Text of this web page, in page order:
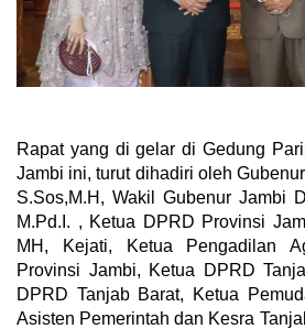
Rapat yang di gelar di Gedung
Jambi ini, turut dihadiri oleh
S.Sos,M.H, Wakil Gubenur Jambi
M.Pd.I. , Ketua DPRD Provinsi
MH, Kejati, Ketua Pengadilan
Provinsi Jambi, Ketua DPRD
DPRD Tanjab Barat, Ketua
Asisten Pemerintah dan Kesra